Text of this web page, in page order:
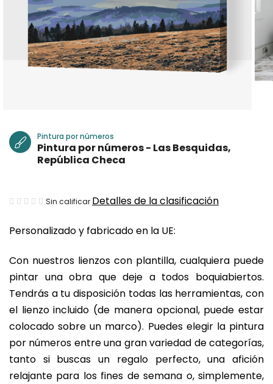
Personalizado y fabricado en la UE:
Con nuestros lienzos con plantilla, cualquiera puede
pintar una obra que deje a todos boquiabiertos.
Tendrás a tu disposición todas las herramientas, con
el lienzo incluido (de manera opcional, puede estar
colocado sobre un marco). Puedes elegir la pintura
por números entre una gran variedad de categorías,
tanto si buscas un regalo perfecto, una afición
relajante para los fines de semana o, simplemente,
Pintura por números
Pintura por números - Las Besquidas,
República Checa
La
media
producto
es
de
0,0
sobre
5
estrellas.
Sin calificar Detalles de la clasificación